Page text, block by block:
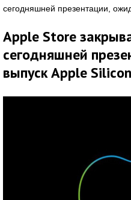
сегодняшней презентации,
Apple Store
сегодняшней
выпуск Apple